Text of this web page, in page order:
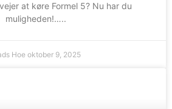
at køre Formel 5? Nu har du
muligheden!…..
Hoeoktober 9, 2025